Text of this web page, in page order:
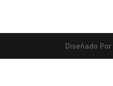
Diseñado Por